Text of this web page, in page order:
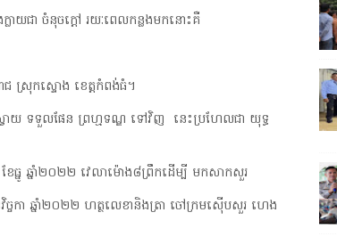
ាយជា ចំនុចក្តៅ រយៈពេលកន្លងមកនោះគឺ
ជ ស្រុកស្ទោង ខេត្តកំពង់ធំ។
ាយ ទទួលផែន ព្រហ្មទណ្ឌ ទៅវិញ នេះប្រហែលជា យុទ្ធ
ធ្នូ ឆ្នាំ២០២២ វេលាម៉ោង៨ព្រឹកដើម្បី មកសាកសួរ
ច្ចកា ឆ្នាំ២០២២ ហត្ថលេខានិងត្រា ចៅក្រមស៊ើបសួរ ហេង